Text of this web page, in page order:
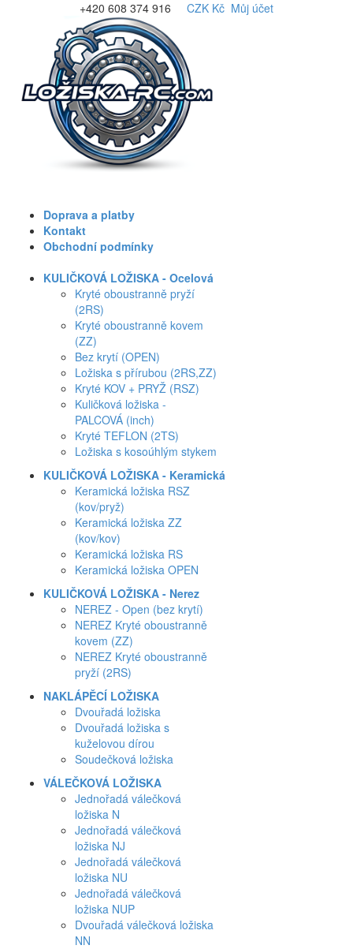
+420 608 374 916 CZK Kč Můj účet
Doprava a platby
Kontakt
Obchodní podmínky
KULIČKOVÁ LOŽISKA - Ocelová
Kryté oboustranně pryží
(2RS)
Kryté oboustranně kovem
(ZZ)
Bez krytí (OPEN)
Ložiska s přírubou (2RS,ZZ)
Kryté KOV + PRYŽ (RSZ)
Kuličková ložiska -
PALCOVÁ (inch)
Kryté TEFLON (2TS)
Ložiska s kosoúhlým stykem
KULIČKOVÁ LOŽISKA - Keramická
Keramická ložiska RSZ
(kov/pryž)
Keramická ložiska ZZ
(kov/kov)
Keramická ložiska RS
Keramická ložiska OPEN
KULIČKOVÁ LOŽISKA - Nerez
NEREZ - Open (bez krytí)
NEREZ Kryté oboustranně
kovem (ZZ)
NEREZ Kryté oboustranně
pryží (2RS)
NAKLÁPĚCÍ LOŽISKA
Dvouřadá ložiska
Dvouřadá ložiska s
kuželovou dírou
Soudečková ložiska
VÁLEČKOVÁ LOŽISKA
Jednořadá válečková
ložiska N
Jednořadá válečková
ložiska NJ
Jednořadá válečková
ložiska NU
Jednořadá válečková
ložiska NUP
Dvouřadá válečková ložiska
NN